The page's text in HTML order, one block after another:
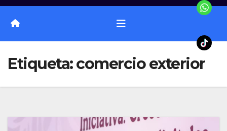
Etiqueta:comercio exterior